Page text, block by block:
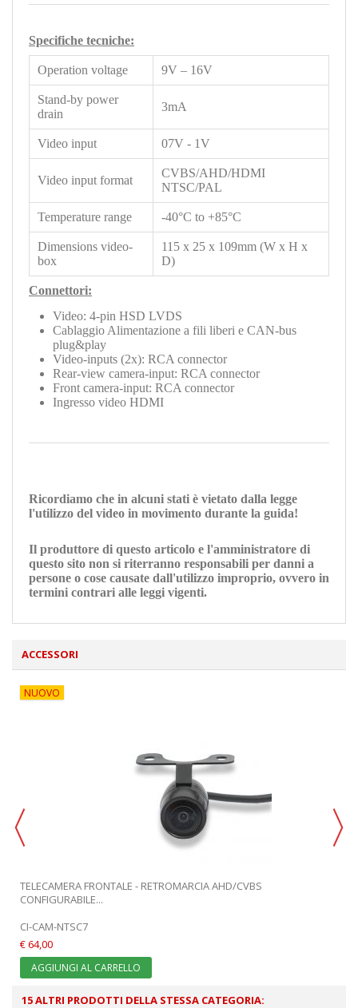
Specifiche tecniche:
Operation voltage 9V – 16V
Stand-by power
drain
3mA
Video input 07V - 1V
Video input format
CVBS/AHD/HDMI
NTSC/PAL
Temperature range -40°C to +85°C
Dimensions video-
box
115 x 25 x 109mm (W x H x
D)
Connettori:
Video: 4-pin HSD LVDS
Cablaggio Alimentazione a fili liberi e CAN-bus
plug&play
Video-inputs (2x): RCA connector
Rear-view camera-input: RCA connector
Front camera-input: RCA connector
Ingresso video HDMI
Ricordiamo che in alcuni stati è vietato dalla legge
l'utilizzo del video in movimento durante la guida!
Il produttore di questo articolo e l'amministratore di
questo sito non si riterranno responsabili per danni a
persone o cose causate dall'utilizzo improprio, ovvero in
termini contrari alle leggi vigenti.
ACCESSORI
NUOVO
TELECAMERA FRONTALE - RETROMARCIA AHD/CVBS
CONFIGURABILE...
CI-CAM-NTSC7
€ 64,00
AGGIUNGI AL CARRELLO
15 ALTRI PRODOTTI DELLA STESSA CATEGORIA: